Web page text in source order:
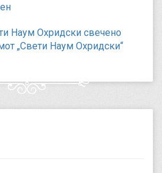
Наум Охридски свечено
„Свети Наум Охридски“